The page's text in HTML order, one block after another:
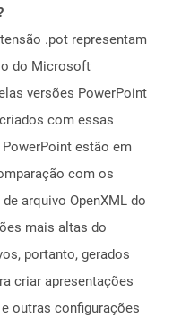
.pot representam
do Microsoft
versões PowerPoint
com essas
estão em
com os
arquivo OpenXML do
mais altas do
portanto, gerados
criar apresentações
outras configurações